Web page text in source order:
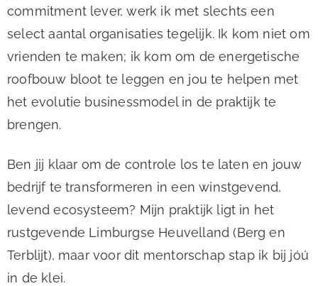
commitment lever, werk ik met slechts een
select aantal organisaties tegelijk. Ik kom niet om
vrienden te maken; ik kom om de energetische
roofbouw bloot te leggen en jou te helpen met
het evolutie businessmodel in de praktijk te
brengen.
Ben jij klaar om de controle los te laten en jouw
bedrijf te transformeren in een winstgevend,
levend ecosysteem? Mijn praktijk ligt in het
rustgevende Limburgse Heuvelland (Berg en
Terblijt), maar voor dit mentorschap stap ik bij jóú
in de klei.